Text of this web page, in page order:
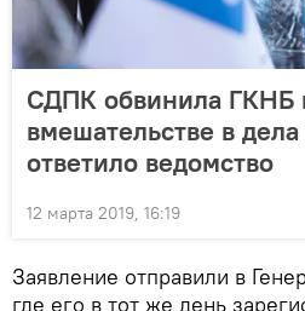
СДПК обвинила ГКНБ
вмешательстве в
ответило ведомство
12 марта 2019, 16:19
Заявление отправили в
где его в тот же день